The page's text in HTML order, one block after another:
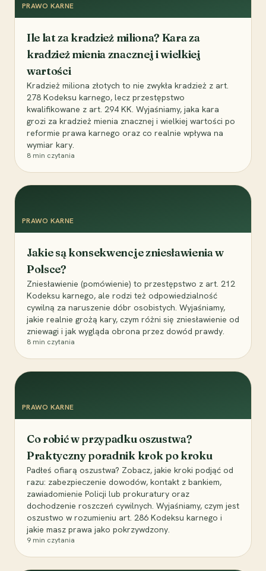
PRAWO KARNE
Ile lat za kradzież miliona? Kara za
kradzież mienia znacznej i wielkiej
wartości
Kradzież miliona złotych to nie zwykła kradzież z art.
278 Kodeksu karnego, lecz przestępstwo
kwalifikowane z art. 294 KK. Wyjaśniamy, jaka kara
grozi za kradzież mienia znacznej i wielkiej wartości po
reformie prawa karnego oraz co realnie wpływa na
wymiar kary.
8 min czytania
PRAWO KARNE
Jakie są konsekwencje zniesławienia w
Polsce?
Zniesławienie (pomówienie) to przestępstwo z art. 212
Kodeksu karnego, ale rodzi też odpowiedzialność
cywilną za naruszenie dóbr osobistych. Wyjaśniamy,
jakie realnie grożą kary, czym różni się zniesławienie od
zniewagi i jak wygląda obrona przez dowód prawdy.
8 min czytania
PRAWO KARNE
Co robić w przypadku oszustwa?
Praktyczny poradnik krok po kroku
Padłeś ofiarą oszustwa? Zobacz, jakie kroki podjąć od
razu: zabezpieczenie dowodów, kontakt z bankiem,
zawiadomienie Policji lub prokuratury oraz
dochodzenie roszczeń cywilnych. Wyjaśniamy, czym jest
oszustwo w rozumieniu art. 286 Kodeksu karnego i
jakie masz prawa jako pokrzywdzony.
9 min czytania